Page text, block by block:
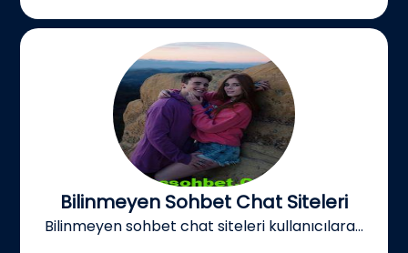
Bilinmeyen Sohbet Chat Siteleri
Bilinmeyen sohbet chat siteleri kullanıcılara...